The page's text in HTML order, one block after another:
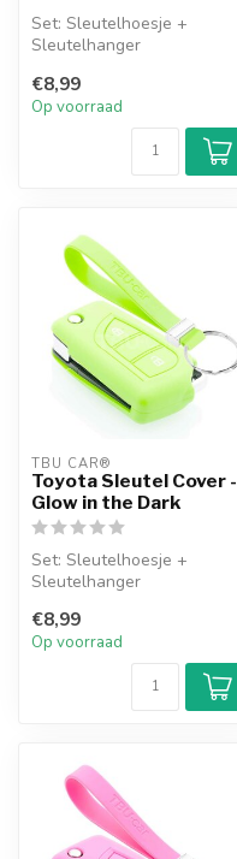
Set: Sleutelhoesje +
Sleutelhanger
€8,99
Op voorraad
TBU CAR®
Toyota Sleutel Cover -
Glow in the Dark
Set: Sleutelhoesje +
Sleutelhanger
€8,99
Op voorraad